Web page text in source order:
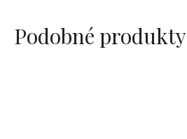
Podobné produkty